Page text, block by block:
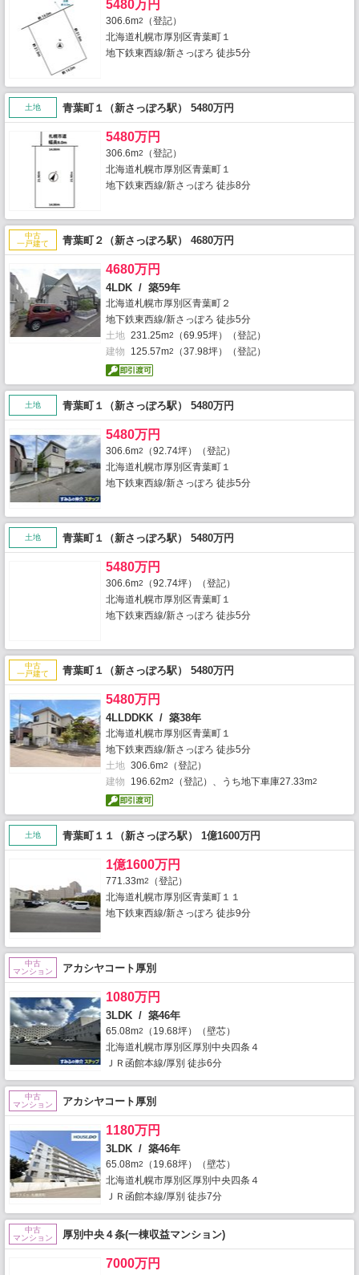
5480万円
306.6m2
（登記）
北海道札幌市厚別区青葉町１
地下鉄東西線/新さっぽろ 徒歩5分
土地 青葉町１（新さっぽろ駅） 5480万円
5480万円
306.6m2
（登記）
北海道札幌市厚別区青葉町１
地下鉄東西線/新さっぽろ 徒歩8分
中古
一戸建て
青葉町２（新さっぽろ駅） 4680万円
4680万円
4LDK / 築59年
北海道札幌市厚別区青葉町２
地下鉄東西線/新さっぽろ 徒歩5分
土地 231.25m2
（69.95坪）（登記）
建物
125.57m2 （37.98坪）（登記）
土地 青葉町１（新さっぽろ駅） 5480万円
5480万円
306.6m2
（92.74坪）（登記）
北海道札幌市厚別区青葉町１
地下鉄東西線/新さっぽろ 徒歩5分
土地 青葉町１（新さっぽろ駅） 5480万円
5480万円
306.6m2
（92.74坪）（登記）
北海道札幌市厚別区青葉町１
地下鉄東西線/新さっぽろ 徒歩5分
中古
一戸建て
青葉町１（新さっぽろ駅） 5480万円
5480万円
4LLDDKK / 築38年
北海道札幌市厚別区青葉町１
地下鉄東西線/新さっぽろ 徒歩5分
土地 306.6m2
（登記）
建物
196.62m2 （登記）、うち地下車庫27.33m2
土地 青葉町１１（新さっぽろ駅） 1億1600万円
1億1600万円
771.33m2
（登記）
北海道札幌市厚別区青葉町１１
地下鉄東西線/新さっぽろ 徒歩9分
中古
マンション
アカシヤコート厚別
1080万円
3LDK / 築46年
65.08m2
（19.68坪）（壁芯）
北海道札幌市厚別区厚別中央四条４
ＪＲ函館本線/厚別 徒歩6分
中古
マンション
アカシヤコート厚別
1180万円
3LDK / 築46年
65.08m2
（19.68坪）（壁芯）
北海道札幌市厚別区厚別中央四条４
ＪＲ函館本線/厚別 徒歩7分
中古
マンション
厚別中央４条(一棟収益マンション)
7000万円